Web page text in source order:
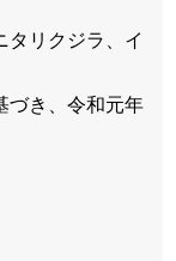
タリクジラ、イ
づき、令和元年